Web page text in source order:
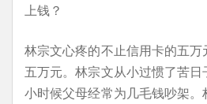
上钱？
林宗文心疼的不止信用卡的五
五万元。林宗文从小过惯了苦日
小时候父母经常为几毛钱吵架